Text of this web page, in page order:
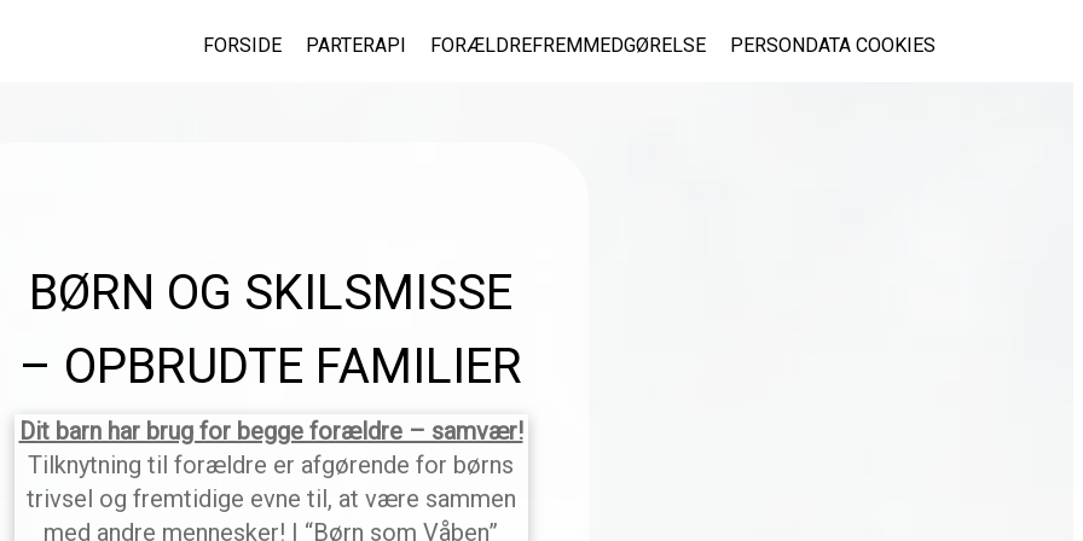
FORSIDE PARTERAPI FORÆLDREFREMMEDGØRELSE PERSONDATA COOKIES
BØRN OG SKILSMISSE
– OPBRUDTE FAMILIER
Dit barn har brug for begge forældre – samvær!
Tilknytning til forældre er afgørende for børns
trivsel og fremtidige evne til, at være sammen
med andre mennesker! I “Børn som Våben”